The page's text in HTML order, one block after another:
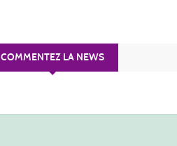
COMMENTEZ LA NEWS